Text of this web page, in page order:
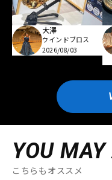
大澤
ウインドブロス
2026/08/03
YOU
こちらもオススメ